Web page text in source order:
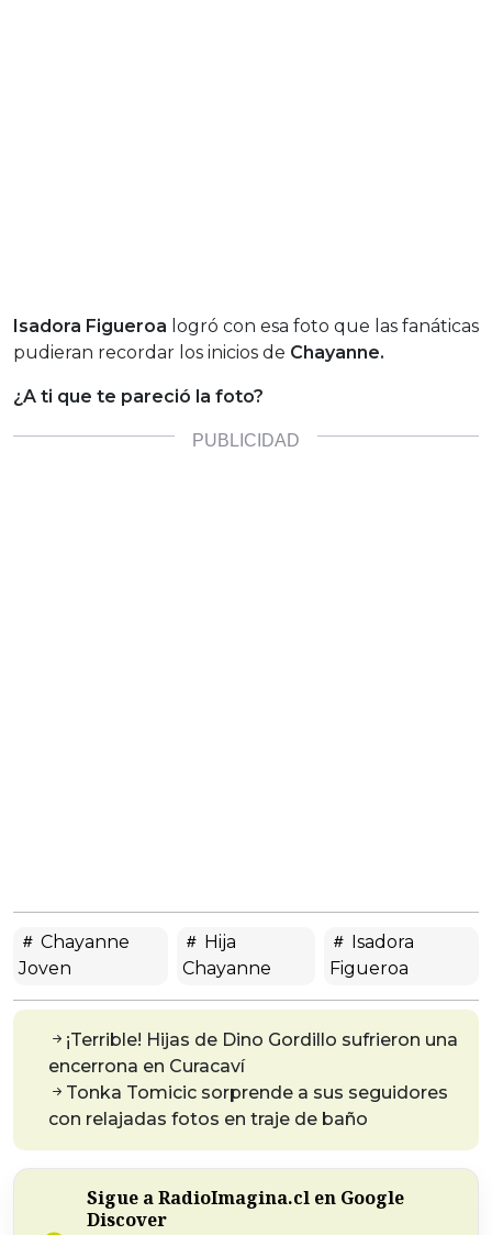
Isadora Figueroa logró con esa foto que las fanáticas
pudieran recordar los inicios de Chayanne.
¿A ti que te pareció la foto?
Chayanne
Joven
Hija
Chayanne
Isadora
Figueroa
¡Terrible! Hijas de Dino Gordillo sufrieron una
encerrona en Curacaví
Tonka Tomicic sorprende a sus seguidores
con relajadas fotos en traje de baño
Sigue a RadioImagina.cl en Google
Discover